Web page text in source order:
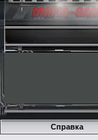
Справка